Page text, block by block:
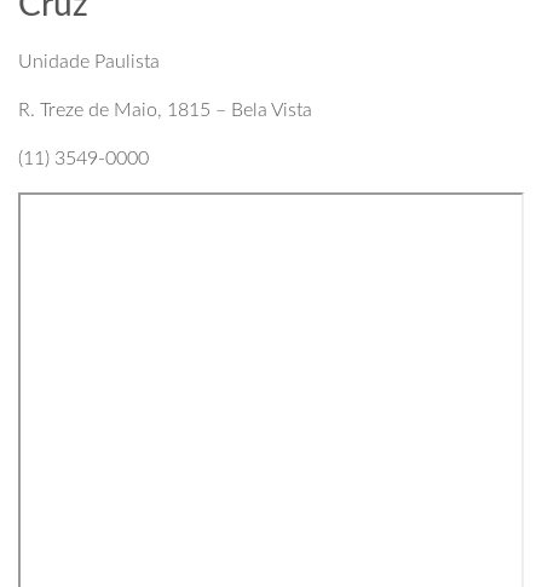
Unidade Paulista
R. Treze de Maio, 1815 – Bela Vista
(11) 3549-0000